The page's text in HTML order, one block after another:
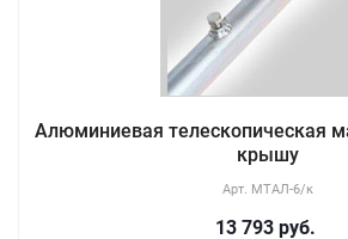
Алюминиевая телескопическая
крышу
Арт. МТАЛ-6/к
13 793 руб.